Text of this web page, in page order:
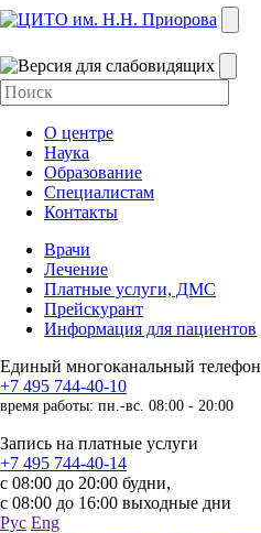
О центре
Наука
Образование
Специалистам
Контакты
Врачи
Лечение
Платные услуги, ДМС
Прейскурант
Информация для пациентов
Единый многоканальный телефон
+7 495 744-40-10
время работы: пн.-вс. 08:00 - 20:00
Запись на платные услуги
+7 495 744-40-14
с 08:00 до 20:00 будни,
с 08:00 до 16:00 выходные дни
Рус Eng